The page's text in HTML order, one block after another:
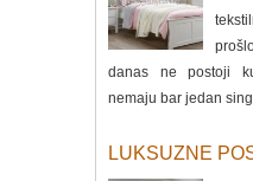
danas ne postoji
nemaju bar jedan
LUKSUZNE